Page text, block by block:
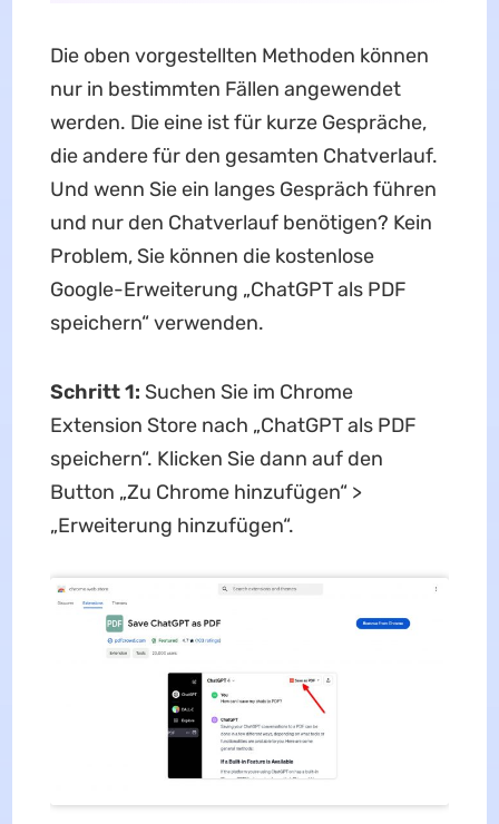
Die oben vorgestellten Methoden können
nur in bestimmten Fällen angewendet
werden. Die eine ist für kurze Gespräche,
die andere für den gesamten Chatverlauf.
Und wenn Sie ein langes Gespräch führen
und nur den Chatverlauf benötigen? Kein
Problem, Sie können die kostenlose
Google-Erweiterung „ChatGPT als PDF
speichern“ verwenden.
Schritt 1: Suchen Sie im Chrome
Extension Store nach „ChatGPT als PDF
speichern“. Klicken Sie dann auf den
Button „Zu Chrome hinzufügen“ >
„Erweiterung hinzufügen“.